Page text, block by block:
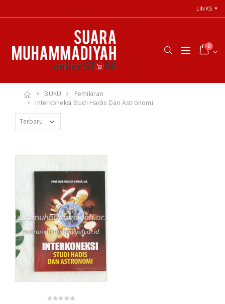
LINKS
0
BUKU
Pemikiran
Interkoneksi Studi Hadis Dan Astronomi